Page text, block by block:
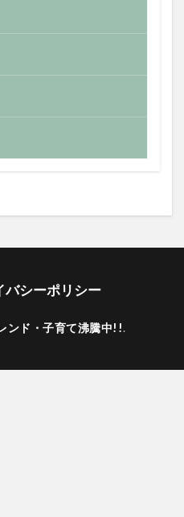
バシーポリシー
ンド・子育て沸騰中!!.